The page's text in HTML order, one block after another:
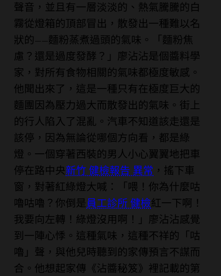
聲音，並且有一層淡淡的、熱氣騰騰的白
霧從燈箱的頂部冒出，散發出一種難以名
狀的——麵粉蒸煮過頭的氣味。「麵粉焦
慮？還是過度發酵？」廖沾沾是個醬料學
家，對所有食物相關的氣味都極度敏感。
他聞出來了，這是一種只有在極度巨大的
麵團因為壓力過大而散發出的氣味。街上
的行人陷入了混亂。汽車不知道該走還是
該停，因為無論從哪個方向看，都是綠
燈。一個穿著西裝的男人小心翼翼地把車
停在路中央新竹 健檢報告 異常 ，搖下車
窗，對著紅綠燈大喊：「喂！你為什麼咕
嚕咕嚕？你倒是員工診所 健檢紅一下啊！
我要向左轉！綠燈沒用啊！」廖沾沾感覺
到一陣心悸。這種氣味，這種不祥的「咕
嚕」聲，與他兒時聽到的家傳預言不謀而
合。他想起家傳《沾醬秘笈》裡記載的第